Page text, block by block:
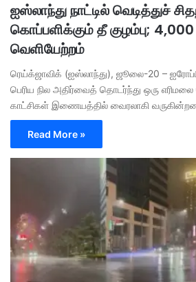
ஐஸ்லாந்து நாட்டில் வெடித்துச்
கொப்பளிக்கும் தீ குழம்பு;
வெளியேற்றம்
ரெய்க்ஜாவிக் (ஐஸ்லாந்து), ஜூலை-20 –
பெரிய நில அதிர்வைத் தொடர்ந்து ஒரு எரிமலை
காட்சிகள் இணையத்தில் வைரலாகி
Read More »